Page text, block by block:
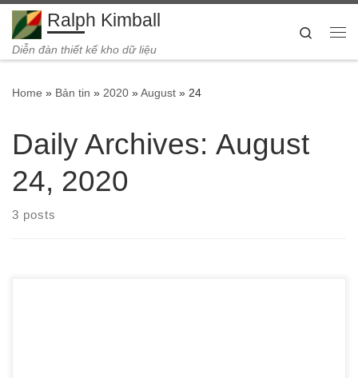
Skip to content
Ralph Kimball
Diễn đàn thiết kế kho dữ liệu
Search
Home » Bản tin » 2020 »August » 24
Daily Archives: August
24, 2020
3 posts